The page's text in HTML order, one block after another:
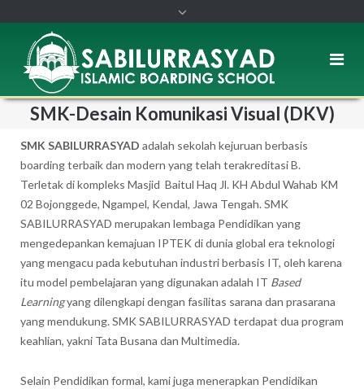
SMK-Desain Komunikasi Visual (DKV)
SMK SABILURRASYAD adalah sekolah kejuruan berbasis
boarding terbaik dan modern yang telah terakreditasi B.
Terletak di kompleks Masjid Baitul Haq Jl. KH Abdul Wahab KM
02 Bojonggede, Ngampel, Kendal, Jawa Tengah. SMK
SABILURRASYAD merupakan lembaga Pendidikan yang
mengedepankan kemajuan IPTEK di dunia global era teknologi
yang mengacu pada kebutuhan industri berbasis IT, oleh karena
itu model pembelajaran yang digunakan adalah IT Based
Learningyang dilengkapi dengan fasilitas sarana dan prasarana
yang mendukung. SMK SABILURRASYAD terdapat dua program
keahlian, yakni Tata Busana dan Multimedia.
Selain Pendidikan formal, kami juga menerapkan Pendidikan